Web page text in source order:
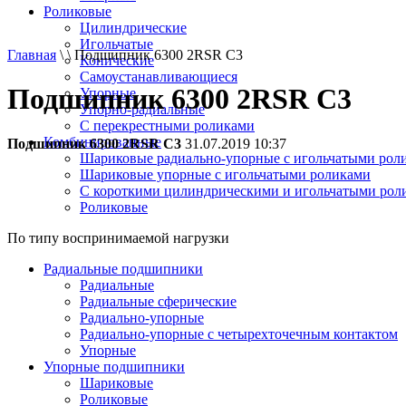
Роликовые
Цилиндрические
Игольчатые
Конические
Самоустанавливающиеся
Упорные
Упорно-радиальные
C перекрестными роликами
Комбинированные
Шариковые радиально-упорные с игольчатыми
Шариковые упорные с игольчатыми роликами
С короткими цилиндрическими и игольчатыми
Роликовые
По типу воспринимаемой нагрузки
Радиальные подшипники
Радиальные
Радиальные сферические
Радиально-упорные
Радиально-упорные с четырехточечным контактом
Упорные
Упорные подшипники
Шариковые
Роликовые
Главная \ \ Подшипник 6300 2RSR C3
Подшипник 6300 2RSR C3
Подшипник 6300 2RSR C3 31.07.2019 10:37